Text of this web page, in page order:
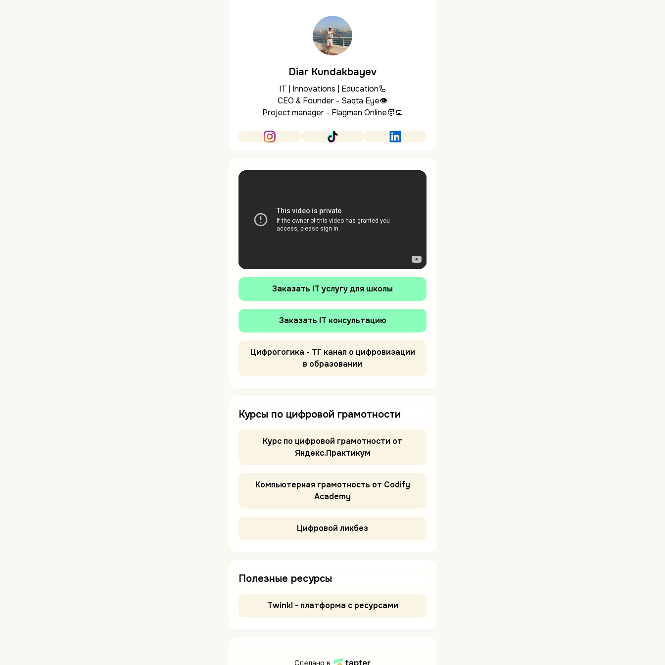
Diar Kundakbayev
IT | Innovations | Education🦾
CEO & Founder - Saqta Eye👁️
Project manager - Flagman Online🧑‍💻
Заказать IT услугу для школы
Заказать IT консультацию
Цифрогогика - ТГ канал о цифровизации
в образовании
Курсы по цифровой грамотности
Курс по цифровой грамотности от
Яндекс.Практикум
Компьютерная грамотность от Codify
Academy
Цифровой ликбез
Полезные ресурсы
Twinkl - платформа с ресурсами
Сделано в